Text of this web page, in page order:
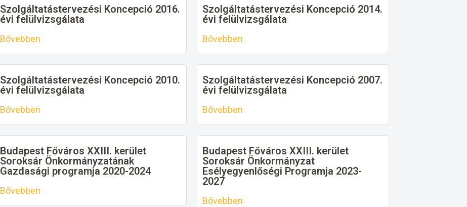
Szolgáltatástervezési Koncepció 2016.
évi felülvizsgálata
Bővebben
Szolgáltatástervezési Koncepció 2014.
évi felülvizsgálata
Bővebben
Szolgáltatástervezési Koncepció 2010.
évi felülvizsgálata
Bővebben
Szolgáltatástervezési Koncepció 2007.
évi felülvizsgálata
Bővebben
Budapest Főváros XXIII. kerület
Soroksár Önkormányzatának
Gazdasági programja 2020-2024
Bővebben
Budapest Főváros XXIII. kerület
Soroksár Önkormányzat
Esélyegyenlőségi Programja 2023-
2027
Bővebben